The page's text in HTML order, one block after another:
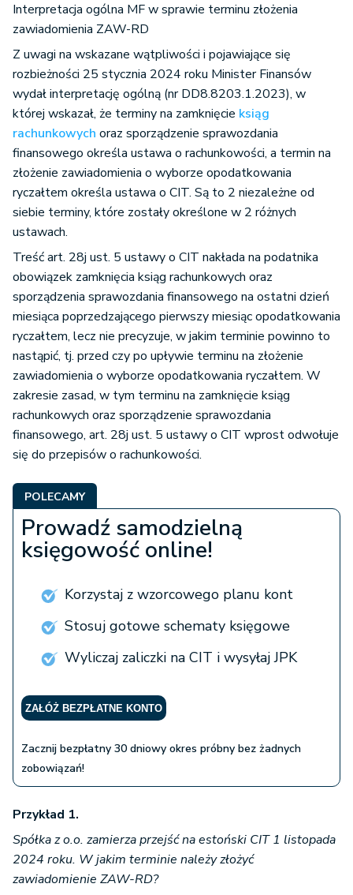
Interpretacja ogólna MF w sprawie terminu złożenia
zawiadomienia ZAW-RD
Z uwagi na wskazane wątpliwości i pojawiające się
rozbieżności 25 stycznia 2024 roku Minister Finansów
wydał interpretację ogólną (nr DD8.8203.1.2023), w
której wskazał, że terminy na zamknięcie ksiąg
rachunkowych oraz sporządzenie sprawozdania
finansowego określa ustawa o rachunkowości, a termin na
złożenie zawiadomienia o wyborze opodatkowania
ryczałtem określa ustawa o CIT. Są to 2 niezależne od
siebie terminy, które zostały określone w 2 różnych
ustawach.
Treść art. 28j ust. 5 ustawy o CIT nakłada na podatnika
obowiązek zamknięcia ksiąg rachunkowych oraz
sporządzenia sprawozdania finansowego na ostatni dzień
miesiąca poprzedzającego pierwszy miesiąc opodatkowania
ryczałtem, lecz nie precyzuje, w jakim terminie powinno to
nastąpić, tj. przed czy po upływie terminu na złożenie
zawiadomienia o wyborze opodatkowania ryczałtem. W
zakresie zasad, w tym terminu na zamknięcie ksiąg
rachunkowych oraz sporządzenie sprawozdania
finansowego, art. 28j ust. 5 ustawy o CIT wprost odwołuje
się do przepisów o rachunkowości.
POLECAMY
Prowadź samodzielną
księgowość online!
Korzystaj z wzorcowego planu kont
Stosuj gotowe schematy księgowe
Wyliczaj zaliczki na CIT i wysyłaj JPK
ZAŁÓŻ BEZPŁATNE KONTO
Zacznij bezpłatny 30 dniowy okres próbny bez żadnych
zobowiązań!
Przykład 1.
Spółka z o.o. zamierza przejść na estoński CIT 1 listopada
2024 roku. W jakim terminie należy złożyć
zawiadomienie ZAW-RD?